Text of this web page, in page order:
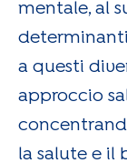
mentale, al
a questi
approccio
la salute e il